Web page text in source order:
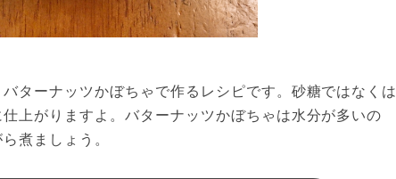
ターナッツかぼちゃで作るレシピです。砂糖ではなくは
上がりますよ。バターナッツかぼちゃは水分が多いの
煮ましょう。